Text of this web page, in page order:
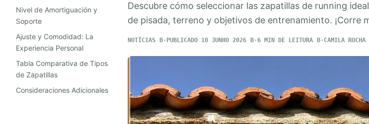
Nivel de Amortiguación y
Soporte
Ajuste y Comodidad: La
Experiencia Personal
Tabla Comparativa de Tipos
de Zapatillas
Consideraciones Adicionales
Descubre cómo seleccionar las zapatillas de running
de pisada, terreno y objetivos de entrenamiento. ¡Corre
NOTÍCIAS PUBLICADO 10 JUNHO 2026 6 MIN DE LEITURA CAMILA ROCHA